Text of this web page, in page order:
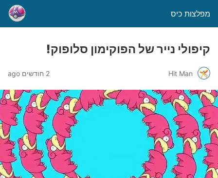
מפלצות כיס
קיפולי נייר של הפוקימון סלופוק!
Hit Man 2 חודשים ago